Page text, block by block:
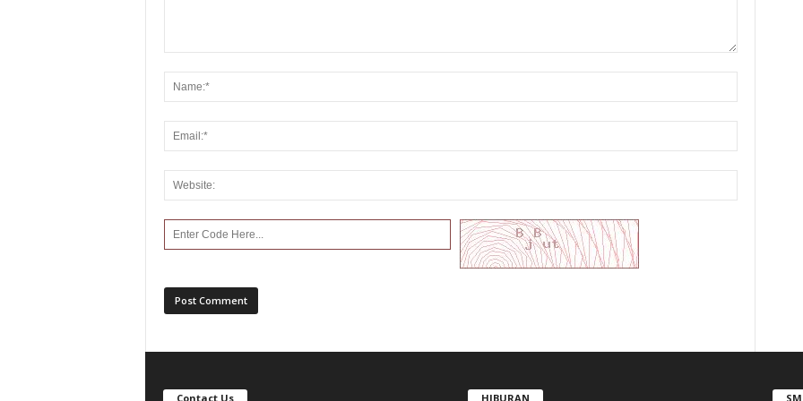
Contact Us HIBURAN